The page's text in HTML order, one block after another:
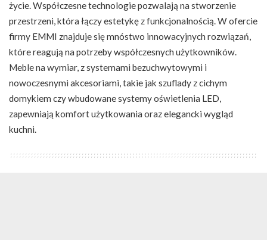
życie. Współczesne technologie pozwalają na stworzenie
przestrzeni, która łączy estetykę z funkcjonalnością. W ofercie
firmy EMMI znajduje się mnóstwo innowacyjnych rozwiązań,
które reagują na potrzeby współczesnych użytkowników.
Meble na wymiar, z systemami bezuchwytowymi i
nowoczesnymi akcesoriami, takie jak szuflady z cichym
domykiem czy wbudowane systemy oświetlenia LED,
zapewniają komfort użytkowania oraz elegancki wygląd
kuchni.